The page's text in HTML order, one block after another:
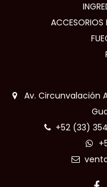
ACCESORIOS
Av. Circunvalación
+52 (33)